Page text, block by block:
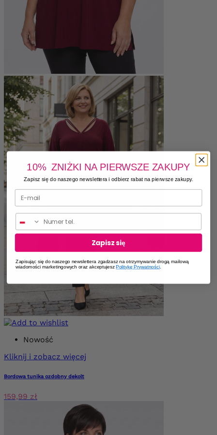
Nowość
Kliknij i zobacz więcej
Bordowa tunika ozdobny dekolt
159,99 zł
10% ZNIŻKI NA PIERWSZE ZAKUPY
Zapisz się do naszego newslettera i odbierz rabat na pierwsze zakupy.
Zapisz się
Zapisując się do naszego newslettera zgadzasz na otrzymywanie drogą mailową
wiadomości marketingowych oraz akceptujeszPolitykę Prywatności.